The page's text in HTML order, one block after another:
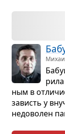
ным в
зависть у
недо­во­лен